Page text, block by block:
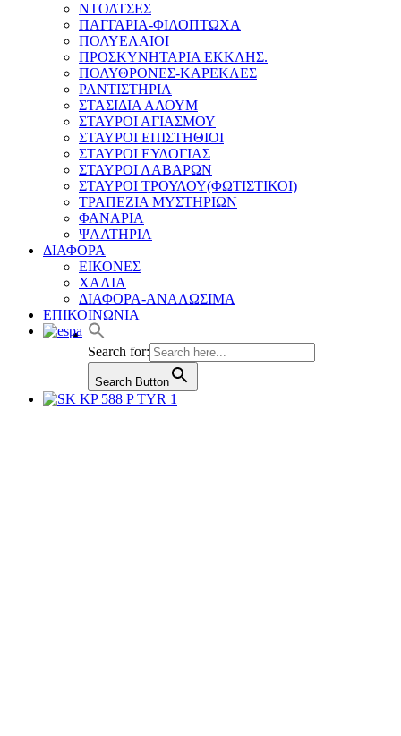
ΝΤΟΛΤΣΕΣ
ΠΑΓΓΑΡΙΑ-ΦΙΛΟΠΤΩΧΑ
ΠΟΛΥΕΛΑΙΟΙ
ΠΡΟΣΚΥΝΗΤΑΡΙΑ ΕΚΚΛΗΣ.
ΠΟΛΥΘΡΟΝΕΣ-ΚΑΡΕΚΛΕΣ
ΡΑΝΤΙΣΤΗΡΙΑ
ΣΤΑΣΙΔΙΑ ΑΛΟΥΜ
ΣΤΑΥΡΟΙ ΑΓΙΑΣΜΟΥ
ΣΤΑΥΡΟΙ ΕΠΙΣΤΗΘΙΟΙ
ΣΤΑΥΡΟΙ ΕΥΛΟΓΙΑΣ
ΣΤΑΥΡΟΙ ΛΑΒΑΡΩΝ
ΣΤΑΥΡΟΙ ΤΡΟΥΛΟΥ(ΦΩΤΙΣΤΙΚΟΙ)
ΤΡΑΠΕΖΙΑ ΜΥΣΤΗΡΙΩΝ
ΦΑΝΑΡΙΑ
ΨΑΛΤΗΡΙΑ
ΔΙΑΦΟΡΑ
ΕΙΚΟΝΕΣ
ΧΑΛΙΑ
ΔΙΑΦΟΡΑ-ΑΝΑΛΩΣΙΜΑ
ΕΠΙΚΟΙΝΩΝΙΑ
Search for:
Search Button